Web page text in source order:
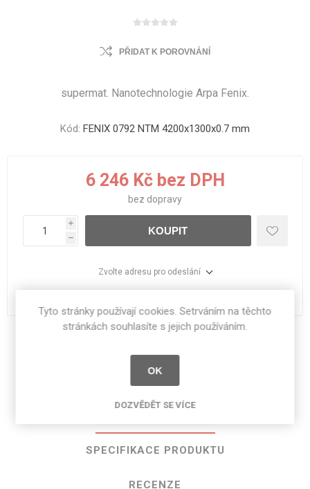
PŘIDAT K POROVNÁNÍ
supermat. Nanotechnologie Arpa Fenix.
Kód: FENIX 0792 NTM 4200x1300x0.7 mm
6 246 Kč bez DPH
bez dopravy
i
h
KOUPIT
Zvolte adresu pro odeslání
SPECIFIKACE PRODUKTU
RECENZE
Tyto stránky používají cookies. Setrváním na těchto
stránkách souhlasíte s jejich používáním.
OK
DOZVĚDĚT SE VÍCE